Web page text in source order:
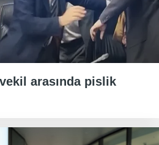
arasında pislik